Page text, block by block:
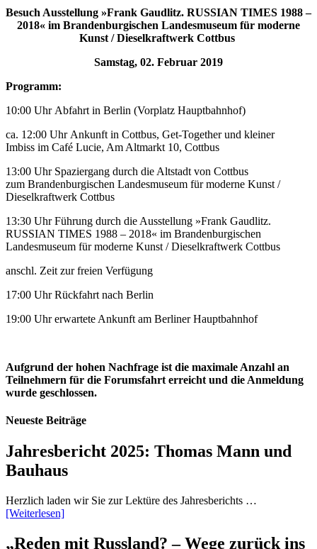
Besuch Ausstellung »Frank Gaudlitz. RUSSIAN TIMES 1988 –
2018« im Brandenburgischen Landesmuseum für moderne
Kunst / Dieselkraftwerk Cottbus
Samstag, 02. Februar 2019
Programm:
10:00 Uhr Abfahrt in Berlin (Vorplatz Hauptbahnhof)
ca. 12:00 Uhr Ankunft in Cottbus, Get-Together und kleiner
Imbiss im Café Lucie, Am Altmarkt 10, Cottbus
13:00 Uhr Spaziergang durch die Altstadt von Cottbus
zum Brandenburgischen Landesmuseum für moderne Kunst /
Dieselkraftwerk Cottbus
13:30 Uhr Führung durch die Ausstellung »Frank Gaudlitz.
RUSSIAN TIMES 1988 – 2018« im Brandenburgischen
Landesmuseum für moderne Kunst / Dieselkraftwerk Cottbus
anschl. Zeit zur freien Verfügung
17:00 Uhr Rückfahrt nach Berlin
19:00 Uhr erwartete Ankunft am Berliner Hauptbahnhof
Aufgrund der hohen Nachfrage ist die maximale Anzahl an
Teilnehmern für die Forumsfahrt erreicht und die Anmeldung
wurde geschlossen.
Neueste Beiträge
Jahresbericht 2025: Thomas Mann und
Bauhaus
Herzlich laden wir Sie zur Lektüre des Jahresberichts …
[Weiterlesen]
„Reden mit Russland? – Wege zurück ins